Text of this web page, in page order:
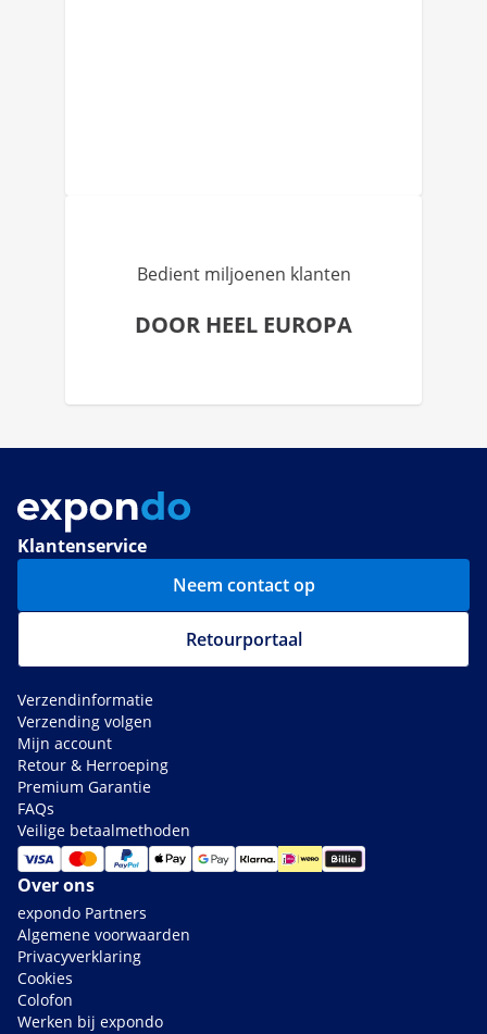
Bedient miljoenen klanten
DOOR HEEL EUROPA
Klantenservice
Neem contact op
Retourportaal
Verzendinformatie
Verzending volgen
Mijn account
Retour & Herroeping
Premium Garantie
FAQs
Veilige betaalmethoden
Over ons
expondo Partners
Algemene voorwaarden
Privacyverklaring
Cookies
Colofon
Werken bij expondo